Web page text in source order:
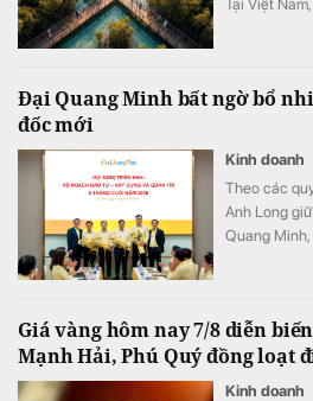
Tại Việt
Đại Quang Minh bất ngờ bổ
đốc mới
Kinh doanh
Theo các
Anh Long
Quang
thị - Khu
Giá vàng hôm nay 7/8 diễn
Mạnh Hải, Phú Quý đồng loạt
Kinh doanh